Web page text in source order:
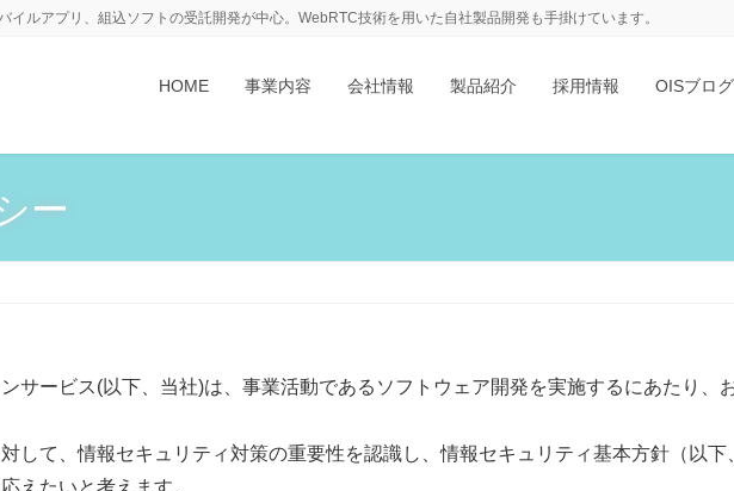
ルアプリ、組込ソフトの受託開発が中心。WebRTC技術を用いた自社製品開発も手掛けています。
HOME 事業内容 会社情報 製品紹介 採用情報 OISブログ
ー
サービス(以下、当社)は、事業活動であるソフトウェア開発を実施するにあたり、
して、情報セキュリティ対策の重要性を認識し、情報セキュリティ基本方針（以
えたいと考えます。